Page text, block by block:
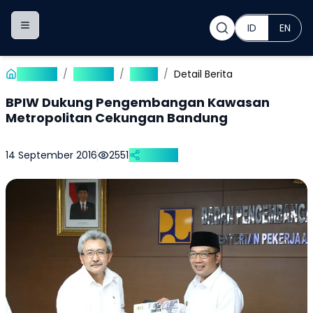
Toggle navigation menu ID EN
/ / / Detail Berita
BPIW Dukung Pengembangan Kawasan
Metropolitan Cekungan Bandung
14 September 2016 2551